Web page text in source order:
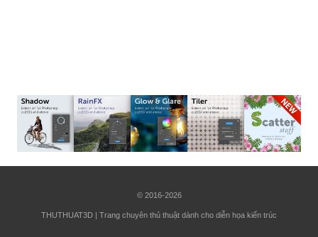
© 2016-2026
THUTHUAT3D | Trang chuyên thủ thuật dành cho diễn họa kiến trúc